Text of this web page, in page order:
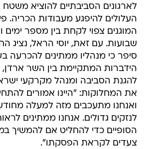
לארגונים הסביבתיים להוציא
העלולים להיפגע מעבודות הכריה.
המוגנים צפוי לקחת בין מספר ימים
שבועות. עם זאת, יוסי הראל, נציג
סיפר כי מנהליו ממתינים להכרעה
הידברות המתקיימת בין השר ארדן,
להגנת הסביבה ומנהל מקרקעי
את המחלוקות: "היינו אמורים
ואנחנו מתעכבים מזה למעלה
לנזקים גדולים. אנחנו ממתינים
הסופיים כדי להחליט אם להמשיך
צעדים לקראת הפסקתו".